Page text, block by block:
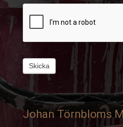
Skicka
Johan Törnbloms